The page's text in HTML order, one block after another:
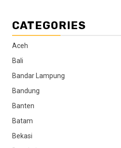
CATEGORIES
Aceh
Bali
Bandar Lampung
Bandung
Banten
Batam
Bekasi